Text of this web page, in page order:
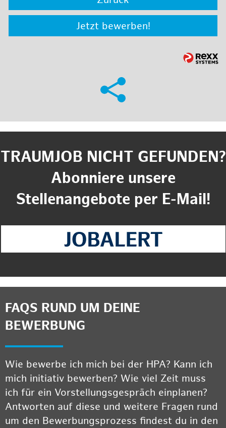
Jetzt bewerben!
TRAUMJOB NICHT GEFUNDEN?
Abonniere unsere
Stellenangebote per E-Mail!
FAQS RUND UM DEINE
BEWERBUNG
Wie bewerbe ich mich bei der HPA? Kann ich
mich initiativ bewerben? Wie viel Zeit muss
ich für ein Vorstellungsgespräch einplanen?
Antworten auf diese und weitere Fragen rund
um den Bewerbungsprozess findest du in den